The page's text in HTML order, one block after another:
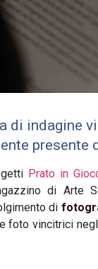
di indagine
Prato in
di Arte
di
foto vincitrici